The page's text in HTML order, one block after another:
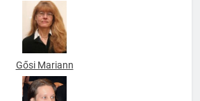
Gősi Mariann